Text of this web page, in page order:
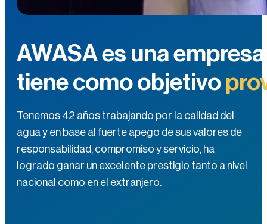
AWASA es una
tiene como objetivo
Tenemos 42 años trabajando por la calidad del
agua y en base al fuerte apego de sus valores de
responsabilidad, compromiso y servicio, ha
logrado ganar un excelente prestigio tanto a nivel
nacional como en el extranjero.